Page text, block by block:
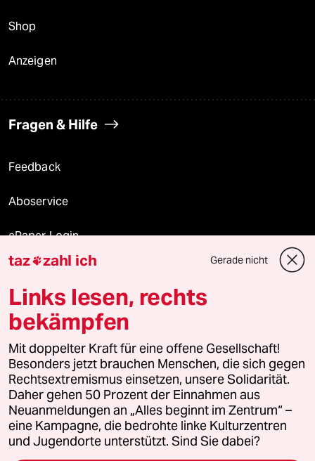
Shop
Anzeigen
Fragen & Hilfe
Feedback
Aboservice
ePaper Login
Downloads für Abonnierende
© 2026 taz Verlags und Vertriebs GmbH
Alle Rechte vorbehalten. Bei rechtlichen Fragen oder für Genehmigungen
wenden Sie sich bitte an
lizenzen@taz.de
Feedback Redaktionsstatut Kommune-Richtlinien
Leitlinie Informant Datenschutz Impressum AGB
taz zahl ich Gerade nicht
Links lesen, rechts
bekämpfen
Mit doppelter Kraft für eine offene Gesellschaft!
Besonders jetzt brauchen Menschen, die sich gegen
Rechtsextremismus einsetzen, unsere Solidarität.
Daher gehen 50 Prozent der Einnahmen aus
Neuanmeldungen an „Alles beginnt im Zentrum“ –
eine Kampagne, die bedrohte linke Kulturzentren
und Jugendorte unterstützt. Sind Sie dabei?